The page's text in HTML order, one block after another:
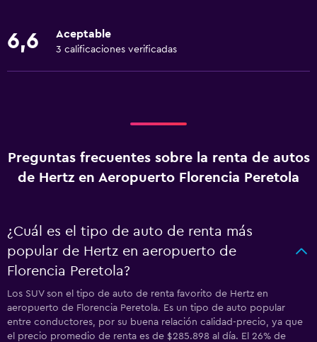
6,6 Aceptable
3 calificaciones verificadas
Preguntas frecuentes sobre la renta de autos
de Hertz en Aeropuerto Florencia Peretola
¿Cuál es el tipo de auto de renta más
popular de Hertz en aeropuerto de
Florencia Peretola?
Los SUV son el tipo de auto de renta favorito de Hertz en
aeropuerto de Florencia Peretola. Es un tipo de auto popular
entre conductores, por su buena relación calidad-precio, ya que
el precio promedio de renta es de $285.898 al día. El 26% de